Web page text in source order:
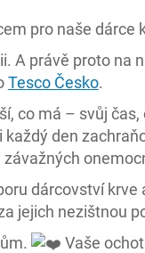
pro naše dárce
A právě proto na
Tesco Česko.
co má – svůj
den
dárcovství krve
jejich nezištnou
Vaše